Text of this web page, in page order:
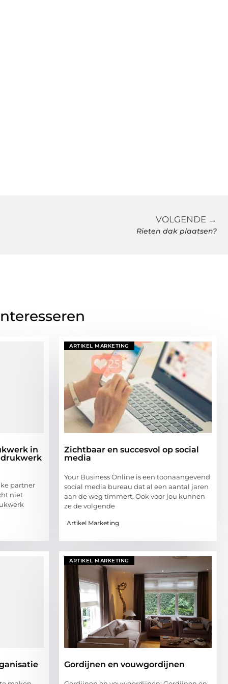
VOLGENDE →
Rieten dak plaatsen?
in
drukwerk
partner
niet
ARTIKEL MARKETING
Zichtbaar en succesvol op social
media
Your Business Online is een toonaangevend
social media bureau dat al een aantal jaren
aan de weg timmert. Ook voor jou kunnen
ze de volgende
Artikel Marketing
ARTIKEL MARKETING
Gordijnen en vouwgordijnen